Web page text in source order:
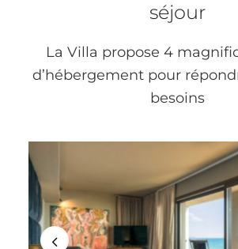
séjour
La Villa propose 4
d’hébergement pour
besoins